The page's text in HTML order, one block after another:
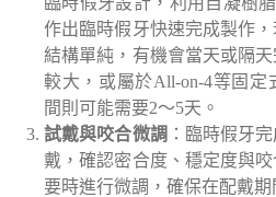
作出臨時假牙快速完成製作，
結構單純，有機會當天或隔
較大，或屬於All-on-4等固定
間則可能需要2～5天。
試戴與咬合微調 ：臨時假牙
戴，確認密合度、穩定度與
要時進行微調，確保在配戴期